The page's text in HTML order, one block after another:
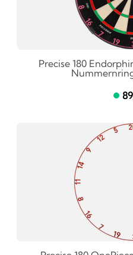
Precise 180